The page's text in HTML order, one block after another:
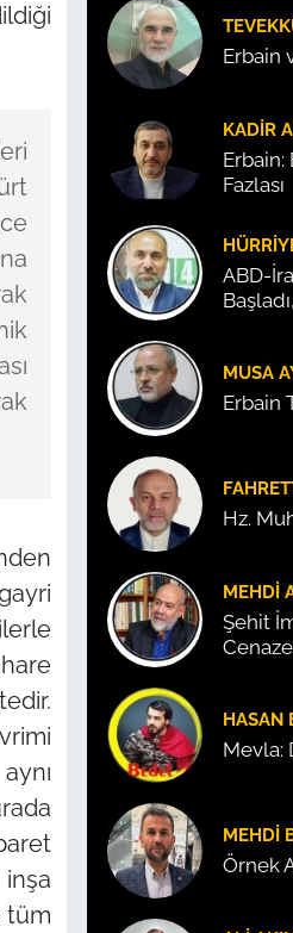
inşa
tüm
Erbain
KADIR
Erbain:
Fazlası
ABD-
MUSA
Erbain
Hz.
MEHDI
Şehit
HASAN
Mevla:
MEHDI
Örnek